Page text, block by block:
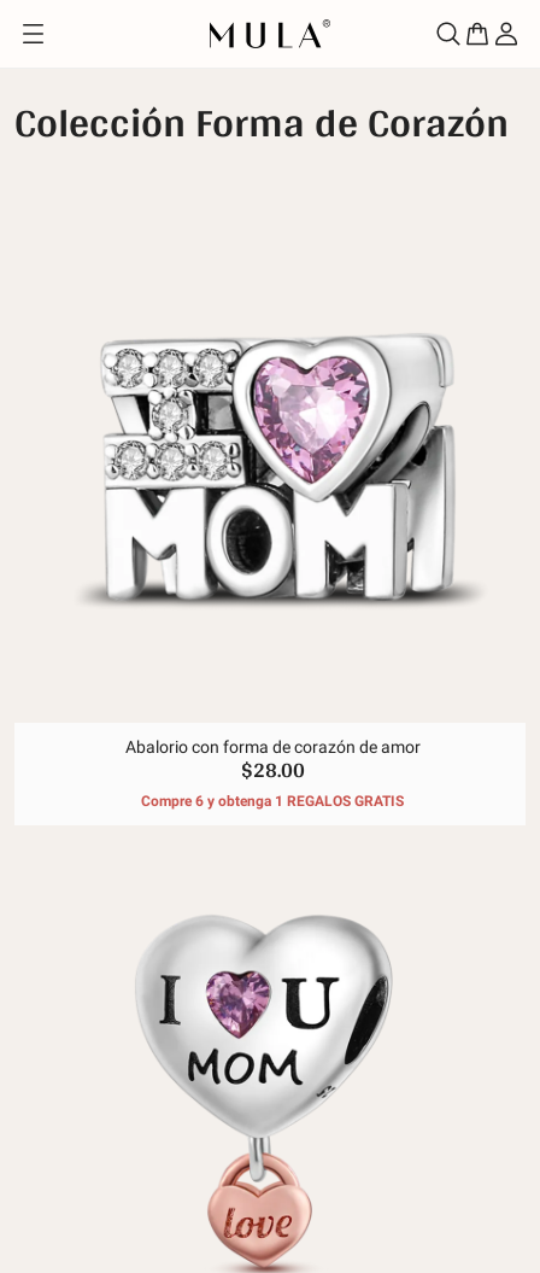
Colección Forma de Corazón
Abalorio con forma de corazón de amor
$28.00
Compre 6 y obtenga 1 REGALOS GRATIS